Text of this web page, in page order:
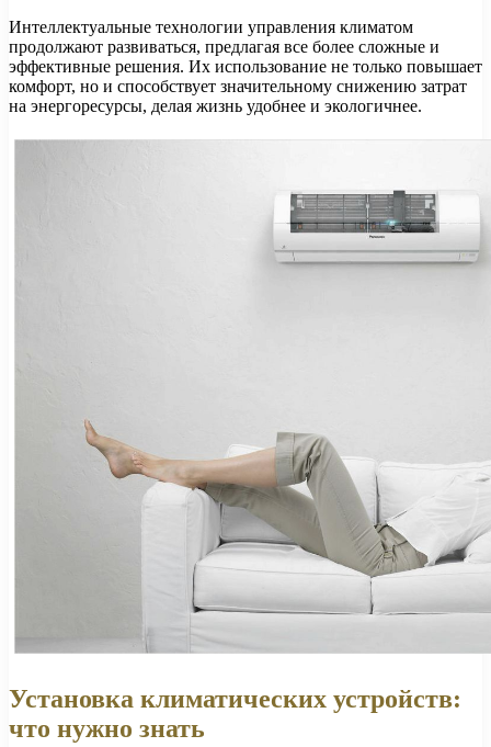
Интеллектуальные технологии управления климатом
продолжают развиваться, предлагая все более сложные и
эффективные решения. Их использование не только повышает
комфорт, но и способствует значительному снижению затрат
на энергоресурсы, делая жизнь удобнее и экологичнее.
Установка климатических устройств:
что нужно знать